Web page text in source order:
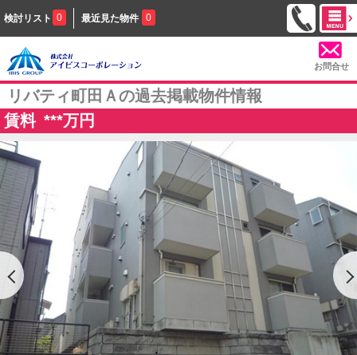
検討リスト 0 最近見た物件 0
お問合せ
リバティ町田Ａの過去掲載物件情報
賃料 ***万円